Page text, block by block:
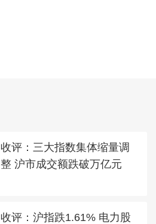
收评：三大指数集体缩量调
整 沪市成交额跌破万亿元
收评：沪指跌1.61% 电力股